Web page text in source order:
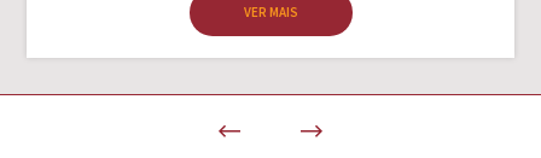
VER MAIS